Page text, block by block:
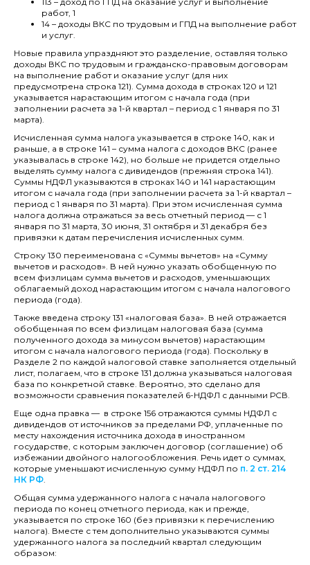
работ, 1
14 – доходы ВКС по трудовым и ГПД на выполнение работ
и услуг.
Новые правила упраздняют это разделение, оставляя только
доходы ВКС по трудовым и гражданско-правовым договорам
на выполнение работ и оказание услуг (для них
предусмотрена строка 121). Сумма дохода в строках 120 и 121
указывается нарастающим итогом с начала года (при
заполнении расчета за 1-й квартал – период с 1 января по 31
марта).
Исчисленная сумма налога указывается в строке 140, как и
раньше, а в строке 141 – сумма налога с доходов ВКС (ранее
указывалась в строке 142), но больше не придется отдельно
выделять сумму налога с дивидендов (прежняя строка 141).
Суммы НДФЛ указываются в строках 140 и 141 нарастающим
итогом с начала года (при заполнении расчета за 1-й квартал –
период с 1 января по 31 марта). При этом исчисленная сумма
налога должна отражаться за весь отчетный период — с 1
января по 31 марта, 30 июня, 31 октября и 31 декабря без
привязки к датам перечисления исчисленных сумм.
Строку 130 переименована с «Суммы вычетов» на «Сумму
вычетов и расходов». В ней нужно указать обобщенную по
всем физлицам сумма вычетов и расходов, уменьшающих
облагаемый доход нарастающим итогом с начала налогового
периода (года).
Также введена строку 131 «налоговая база». В ней отражается
обобщенная по всем физлицам налоговая база (сумма
полученного дохода за минусом вычетов) нарастающим
итогом с начала налогового периода (года). Поскольку в
Разделе 2 по каждой налоговой ставке заполняется отдельный
лист, полагаем, что в строке 131 должна указываться налоговая
база по конкретной ставке. Вероятно, это сделано для
возможности сравнения показателей 6-НДФЛ с данными РСВ.
Еще одна правка — в строке 156 отражаются суммы НДФЛ с
дивидендов от источников за пределами РФ, уплаченные по
месту нахождения источника дохода в иностранном
государстве, с которым заключен договор (соглашение) об
избежании двойного налогообложения. Речь идет о суммах,
которые уменьшают исчисленную сумму НДФЛ по п. 2 ст. 214
НК РФ.
Общая сумма удержанного налога с начала налогового
периода по конец отчетного периода, как и прежде,
указывается по строке 160 (без привязки к перечислению
налога). Вместе с тем дополнительно указываются суммы
удержанного налога за последний квартал следующим
образом: